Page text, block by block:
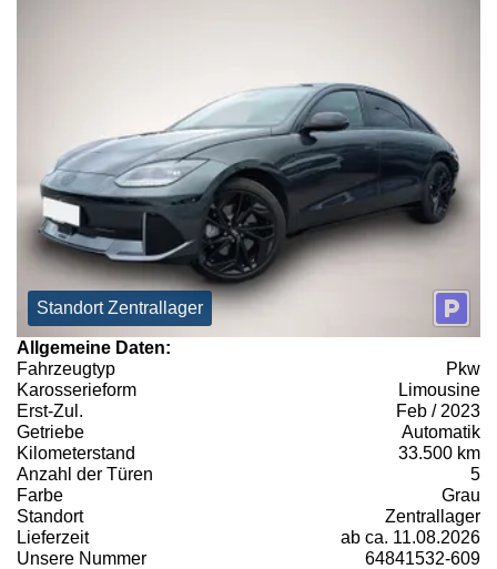
Standort Zentrallager
Allgemeine Daten:
Fahrzeugtyp
Pkw
Karosserieform
Limousine
Erst-Zul.
Feb / 2023
Getriebe
Automatik
Kilometerstand
33.500 km
Anzahl der Türen
5
Farbe
Grau
Standort
Zentrallager
Lieferzeit
ab ca. 11.08.2026
Unsere Nummer
64841532-609